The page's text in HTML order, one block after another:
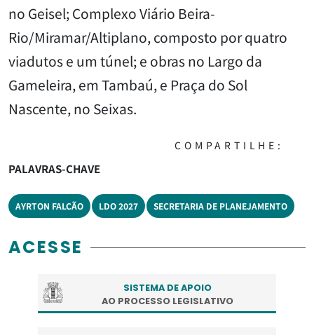
no Geisel; Complexo Viário Beira-
Rio/Miramar/Altiplano, composto por quatro
viadutos e um túnel; e obras no Largo da
Gameleira, em Tambaú, e Praça do Sol
Nascente, no Seixas.
COMPARTILHE:
PALAVRAS-CHAVE
AYRTON FALCÃO LDO 2027 SECRETARIA DE PLANEJAMENTO
ACESSE
SISTEMA DE APOIO
AO PROCESSO LEGISLATIVO